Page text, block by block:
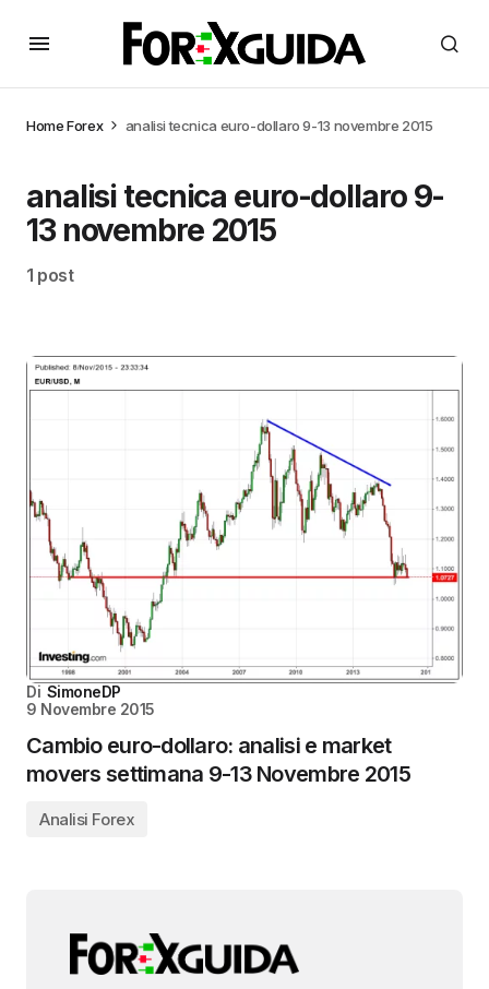
HomeForex analisi tecnica euro-dollaro 9-13 novembre 2015
analisi tecnica euro-dollaro 9-
13 novembre 2015
1 post
Di SimoneDP
9 Novembre 2015
Cambio euro-dollaro: analisi e market
movers settimana 9-13 Novembre 2015
Analisi Forex